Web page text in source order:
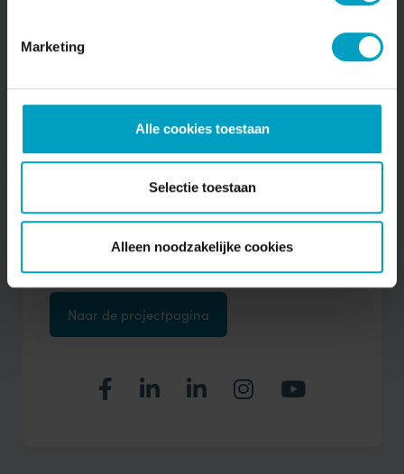
Marketing
Alle cookies toestaan
Selectie toestaan
Alleen noodzakelijke cookies
Mix van woningen
In het plan realiseren we twintig woningen,
de woningen duurzaam volgens de BENG-eisen
(Bijna Energieneutrale Gebouwen). Het
woningaanbod bestaat uit twaalf sociale
huurwoningen, twee vrije sector huurwoningen,
koopwoningen. Woonstichting Joost verzorgt de
verhuur van de sociale huurwoningen.
Naar de projectpagina